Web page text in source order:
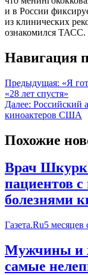
и в России
из клинических
ознакомился ТАСС.
Навигация
Предыдущая: «Я
«28 лет спустя»
Далее: Российский
киноактеров США
Похожие
Врач
пациентов
болезнями
Газета.Ru5 месяцев
Мужчины и
самые